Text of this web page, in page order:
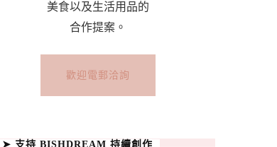
美食以及生活用品的
合作提案。
歡迎電郵洽詢
➤ 支持 BISHDREAM 持續創作